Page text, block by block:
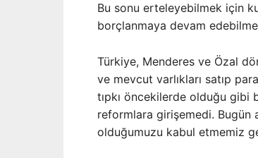
Bu sonu erteleyebilmek için
borçlanmaya devam
Türkiye, Menderes ve Özal
ve mevcut varlıkları satıp
tıpkı öncekilerde olduğu gibi
reformlara girişemedi. Bugün
olduğumuzu kabul etmemiz